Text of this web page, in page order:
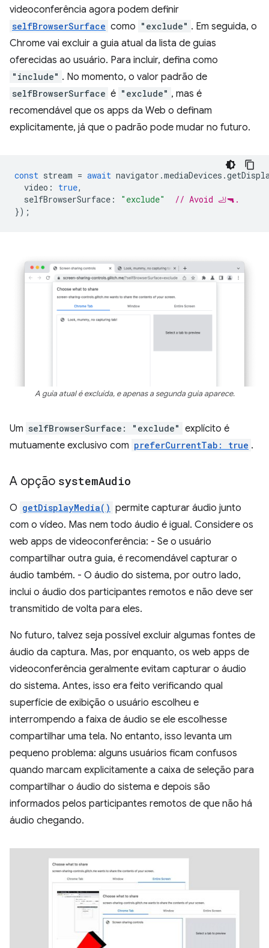
videoconferência agora podem definir
selfBrowserSurface como "exclude" . Em seguida, o
Chrome vai excluir a guia atual da lista de guias
oferecidas ao usuário. Para incluir, defina como
"include" . No momento, o valor padrão de
selfBrowserSurface é "exclude" , mas é
recomendável que os apps da Web o definam
explicitamente, já que o padrão pode mudar no futuro.
const stream = await navigator .mediaDevices .
video : true,
selfBrowserSurface : "exclude"
// Avoid 🦶🔫.
});
A guia atual é excluída, e apenas a segunda guia aparece.
Um selfBrowserSurface: "exclude" explícito é
mutuamente exclusivo com preferCurrentTab: true .
A opção systemAudio
O getDisplayMedia() permite capturar áudio junto
com o vídeo. Mas nem todo áudio é igual. Considere os
web apps de videoconferência: - Se o usuário
compartilhar outra guia, é recomendável capturar o
áudio também. - O áudio do sistema, por outro lado,
inclui o áudio dos participantes remotos e não deve ser
transmitido de volta para eles.
No futuro, talvez seja possível excluir algumas fontes de
áudio da captura. Mas, por enquanto, os web apps de
videoconferência geralmente evitam capturar o áudio
do sistema. Antes, isso era feito verificando qual
superfície de exibição o usuário escolheu e
interrompendo a faixa de áudio se ele escolhesse
compartilhar uma tela. No entanto, isso levanta um
pequeno problema: alguns usuários ficam confusos
quando marcam explicitamente a caixa de seleção para
compartilhar o áudio do sistema e depois são
informados pelos participantes remotos de que não há
áudio chegando.